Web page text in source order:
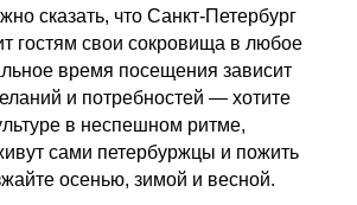
сказать, что Санкт-Петербург
гостям свои сокровища в любое
время посещения зависит
и потребностей — хотите
в неспешном ритме,
сами петербуржцы и пожить
осенью, зимой и весной.